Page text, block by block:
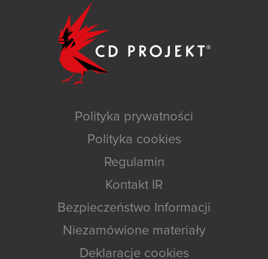
Polityka prywatności
Polityka cookies
Regulamin
Kontakt IR
Bezpieczeństwo Informacji
Niezamówione materiały
Deklaracje cookies